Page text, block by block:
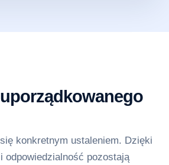
konkretnym ustaleniem. Dzięki
odpowiedzialność pozostają